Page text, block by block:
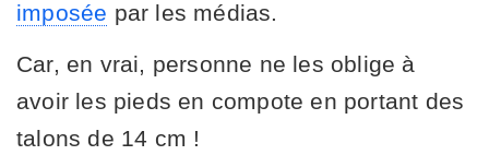
imposée par les médias.
Car, en vrai, personne ne les oblige à
avoir les pieds en compote en portant des
talons de 14 cm !